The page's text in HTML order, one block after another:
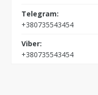
+380735543454
+380735543454